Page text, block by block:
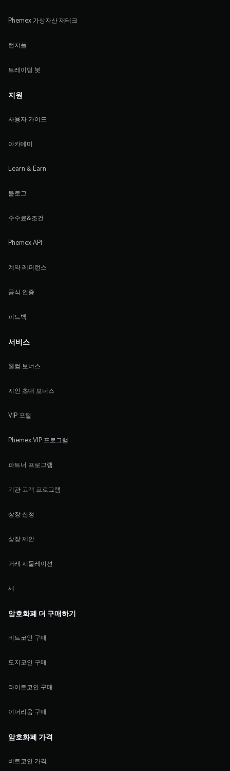
Phemex 가상자산 재테크
런치풀
트레이딩 봇
지원
사용자 가이드
아카데미
Learn & Earn
블로그
수수료&조건
Phemex API
계약 레퍼런스
공식 인증
피드백
서비스
웰컴 보너스
지인 초대 보너스
VIP 포털
Phemex VIP 프로그램
파트너 프로그램
기관 고객 프로그램
상장 신청
상장 제안
거래 시물레이션
세
암호화폐 더 구매하기
비트코인 구매
도지코인 구매
라이트코인 구매
이더리움 구매
암호화폐 가격
비트코인 가격